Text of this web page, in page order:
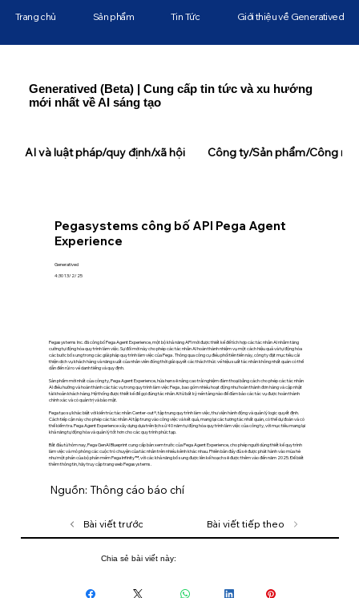
Generatived (Beta) | Cung cấp tin tức và xu hướng
mới nhất về AI sáng tạo
Pegasystems công bố API Pega Agent
Experience
Generatived
4:30 13/2/25
Pegasystems Inc. đã công bố Pega Agent Experience, một bộ khả năng API mới được thiết kế để tích hợp các tác nhân AI nhằm tăng
cường tự động hóa quy trình làm việc. Sự đổi mới này cho phép các tác nhân AI hoàn thành nhiệm vụ một cách hiệu quả và tự động hóa
các bước bổ sung trong các giải pháp quy trình làm việc của Pega . Thông qua công cụ điều phối tiên tiến này, công ty đặt mục tiêu cải
thiện dịch vụ khách hàng và năng suất của nhân viên đồng thời giải quyết các thách thức về hiệu suất tác nhân không nhất quán có thể
dẫn đến rủi ro về danh tiếng và quy định.
Sản phẩm mới nhất của công ty, Pega Agent Experience, hứa hẹn sẽ nâng cao trải nghiệm đàm thoại bằng cách cho phép các tác nhân
AI điều hướng và hoàn thành các tác vụ trong quy trình làm việc Pega , bao gồm nhiều hoạt động như hoàn thành đơn hàng và cập nhật
tài khoản khách hàng. Hệ thống được thiết kế để gọi đúng tác nhân AI từ bất kỳ nền tảng nào để đảm bảo các tác vụ được hoàn thành
chính xác và có quản trị và bảo mật.
Pega tạo sự khác biệt với kiến ​​trúc tác nhân Center-out®, tập trung quy trình làm việc, thư viện hành động và quản lý logic quyết định.
Cách tiếp cận này cho phép các tác nhân AI tập trung vào công việc và kết quả, mang lại các tương tác nhất quán, có thể dự đoán và có
thể kiểm tra. Pega Agent Experience xây dựng dựa trên lịch sử 40 năm tự động hóa quy trình làm việc của công ty, với mục tiêu mang lại
khả năng tự động hóa và quản lý tốt hơn cho các quy trình phức tạp.
Bắt đầu từ hôm nay, Pega GenAI Blueprint cung cấp bản xem trước của Pega Agent Experience, cho phép người dùng thiết kế quy trình
làm việc và mô phỏng các cuộc trò chuyện của tác nhân trên nhiều kênh khác nhau. Phiên bản đầy đủ sẽ được phát hành vào mùa hè
như một phần của bộ phần mềm Pega Infinity™, với các khả năng bổ sung được lên kế hoạch sẽ được thêm vào đến năm 2025. Để biết
thêm thông tin, hãy truy cập trang web Pegasystems.
Nguồn: Thông cáo báo chí
Bài viết trước Bài viết tiếp theo
Trang chủ Sản phẩm Tin Tức Giới thiệu về Generatived
Chia sẻ bài viết này:
AI và luật pháp/quy định/xã hội Công ty/Sản phẩm/Công